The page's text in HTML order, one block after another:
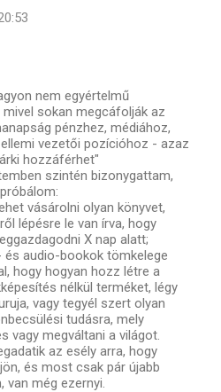
nem egyértelmű
sokan megcáfolják az
pénzhez, médiához,
vezetői pozícióhoz - azaz
hozzáférhet"
szintén bizonygattam,
vásárolni olyan könyvet,
lépésre le van írva, hogy
X nap alatt;
audio-bookok tömkelege
hogy hogyan hozz létre a
nélkül terméket, légy
vagy tegyél szert olyan
tudásra, mely
vagy megváltani a világot.
az esély arra, hogy
és most csak pár újabb
van még ezernyi.